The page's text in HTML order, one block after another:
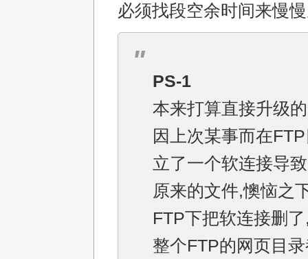
必须找段空余时间来慢
PS-1
本来打算直接升级
因上次某事而在
立了一个软连接导
原来的文件,懊恼之
FTP下把软连接删
整个FTP的网页目